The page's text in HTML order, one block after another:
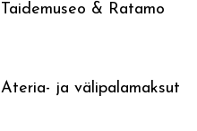
Taidemuseo & Ratamo
Ateria- ja välipalamaksut